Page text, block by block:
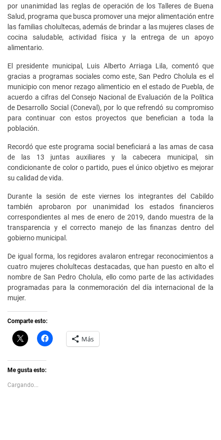
por unanimidad las reglas de operación de los Talleres de Buena
Salud, programa que busca promover una mejor alimentación entre
las familias cholultecas, además de brindar a las mujeres clases de
cocina saludable, actividad física y la entrega de un apoyo
alimentario.
El presidente municipal, Luis Alberto Arriaga Lila, comentó que
gracias a programas sociales como este, San Pedro Cholula es el
municipio con menor rezago alimenticio en el estado de Puebla, de
acuerdo a cifras del Consejo Nacional de Evaluación de la Política
de Desarrollo Social (Coneval), por lo que refrendó su compromiso
para continuar con estos proyectos que benefician a toda la
población.
Recordó que este programa social beneficiará a las amas de casa
de las 13 juntas auxiliares y la cabecera municipal, sin
condicionante de color o partido, pues el único objetivo es mejorar
su calidad de vida.
Durante la sesión de este viernes los integrantes del Cabildo
también aprobaron por unanimidad los estados financieros
correspondientes al mes de enero de 2019, dando muestra de la
transparencia y el correcto manejo de las finanzas dentro del
gobierno municipal.
De igual forma, los regidores avalaron entregar reconocimientos a
cuatro mujeres cholultecas destacadas, que han puesto en alto el
nombre de San Pedro Cholula, ello como parte de las actividades
programadas para la conmemoración del día internacional de la
mujer.
Comparte esto:
C
l
k
t
s
h
H
a Más
Me gusta esto:
Cargando...